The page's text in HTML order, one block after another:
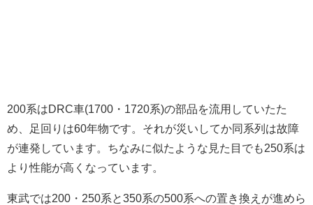
200系はDRC車(1700・1720系)の部品を流用していたた
め、足回りは60年物です。それが災いしてか同系列は故障
が連発しています。ちなみに似たような見た目でも250系は
より性能が高くなっています。
東武では200・250系と350系の500系への置き換えが進めら